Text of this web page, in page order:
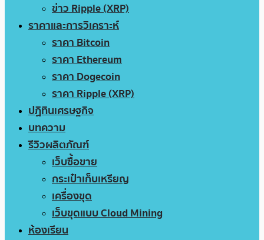
ข่าว Ripple (XRP)
ราคาและการวิเคราะห์
ราคา Bitcoin
ราคา Ethereum
ราคา Dogecoin
ราคา Ripple (XRP)
ปฏิทินเศรษฐกิจ
บทความ
รีวิวผลิตภัณฑ์
เว็บซื้อขาย
กระเป๋าเก็บเหรียญ
เครื่องขุด
เว็บขุดแบบ Cloud Mining
ห้องเรียน